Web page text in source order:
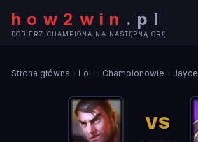
how2win . pl
DOBIERZ CHAMPIONA NA NASTĘPNĄ GRĘ
Strona główna LoL Championowie Jayce
VS